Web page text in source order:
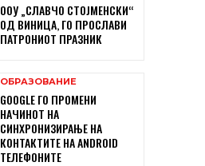
ООУ „СЛАВЧО СТОЈМЕНСКИ“
ОД ВИНИЦА, ГО ПРОСЛАВИ
ПАТРОНИОТ ПРАЗНИК
ОБРАЗОВАНИЕ
GOOGLE ГО ПРОМЕНИ
НАЧИНОТ НА
СИНХРОНИЗИРАЊЕ НА
КОНТАКТИТЕ НА ANDROID
ТЕЛЕФОНИТЕ